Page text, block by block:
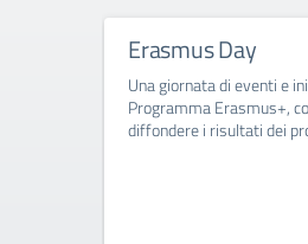
Erasmus Day
Una giornata di eventi e
Programma Erasmus+,
diffondere i risultati dei